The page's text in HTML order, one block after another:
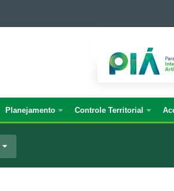
Planejamento Controle Territorial